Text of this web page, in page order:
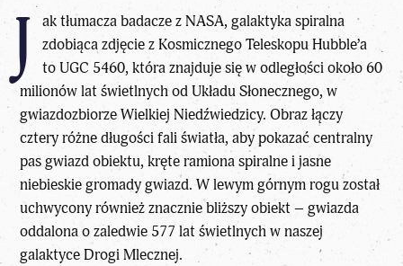
J ak tłumacza badacze zNASA, galaktyka spiralna
zdobiąca zdjęcie z Kosmicznego Teleskopu Hubble’a
to UGC 5460, która znajduje się w odległości około 60
milionów lat świetlnych od Układu Słonecznego, w
gwiazdozbiorze Wielkiej Niedźwiedzicy. Obraz łączy
cztery różne długości fali światła, aby pokazać centralny
pas gwiazd obiektu, kręte ramiona spiralne i jasne
niebieskie gromady gwiazd. W lewym górnym rogu został
uchwycony również znacznie bliższy obiekt – gwiazda
oddalona o zaledwie 577 lat świetlnych w naszej
galaktyce Drogi Mlecznej.